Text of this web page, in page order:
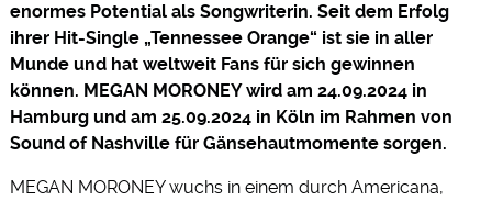
enormes Potential als Songwriterin. Seit dem Erfolg
ihrer Hit-Single „Tennessee Orange“ ist sie in aller
Munde und hat weltweit Fans für sich gewinnen
können. MEGAN MORONEY wird am 24.09.2024 in
Hamburg und am 25.09.2024 in Köln im Rahmen von
Sound of Nashville für Gänsehautmomente sorgen.
MEGAN MORONEY wuchs in einem durch Americana,